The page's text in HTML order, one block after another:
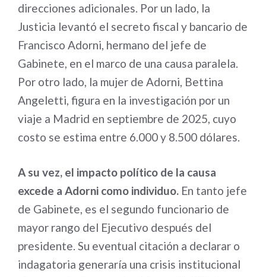
direcciones adicionales. Por un lado, la
Justicia levantó el secreto fiscal y bancario de
Francisco Adorni, hermano del jefe de
Gabinete, en el marco de una causa paralela.
Por otro lado, la mujer de Adorni, Bettina
Angeletti, figura en la investigación por un
viaje a Madrid en septiembre de 2025, cuyo
costo se estima entre 6.000 y 8.500 dólares.
A su vez, el impacto político de la causa
excede a Adorni como individuo. En tanto jefe
de Gabinete, es el segundo funcionario de
mayor rango del Ejecutivo después del
presidente. Su eventual citación a declarar o
indagatoria generaría una crisis institucional